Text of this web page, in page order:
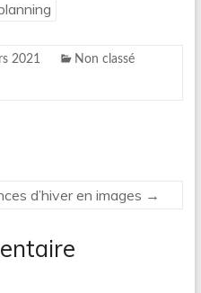
2021 Non classé
d’hiver en images →